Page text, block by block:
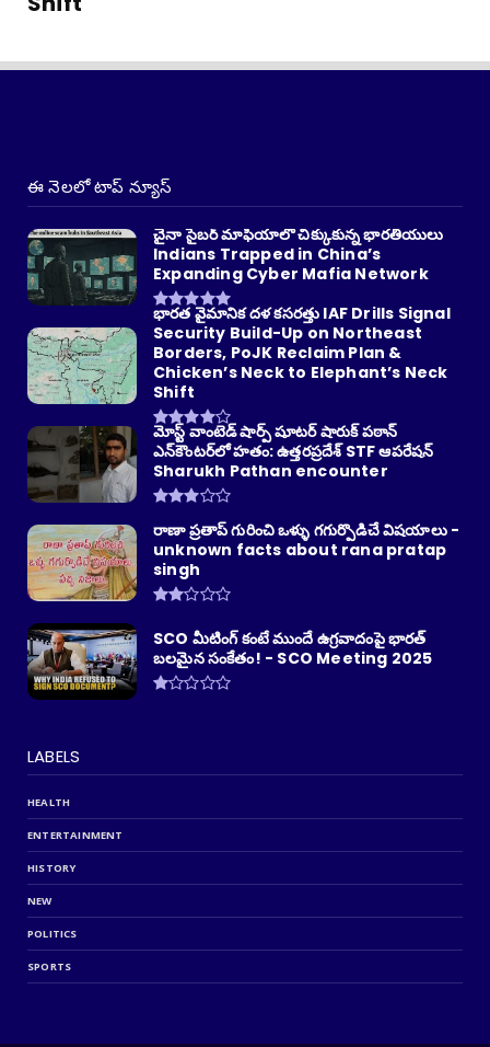
ఈ నెలలో టాప్ న్యూస్
చైనా సైబర్ మాఫియాలో చిక్కుకున్న భారతీయులు
Indians Trapped in China’s
Expanding Cyber Mafia Network
భారత వైమానిక దళ కసరత్తు IAF Drills Signal
Security Build-Up on Northeast
Borders, PoJK Reclaim Plan &
Chicken’s Neck to Elephant’s Neck
Shift
మోస్ట్ వాంటెడ్ షార్ప్ షూటర్ షారుక్ పఠాన్
ఎన్‌కౌంటర్‌లో హతం: ఉత్తరప్రదేశ్ STF ఆపరేషన్
Sharukh Pathan encounter
రాణా ప్రతాప్ గురించి ఒళ్ళు గగుర్పొడిచే విషయాలు -
unknown facts about rana pratap
singh
SCO మీటింగ్ కంటే ముందే ఉగ్రవాదంపై భారత్
బలమైన సంకేతం! - SCO Meeting 2025
LABELS
HEALTH
ENTERTAINMENT
HISTORY
NEW
POLITICS
SPORTS